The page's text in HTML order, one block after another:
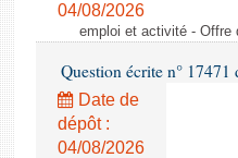
04/08/2026
emploi et activité - Offre
Question écrite n°
Date de
dépôt :
04/08/2026